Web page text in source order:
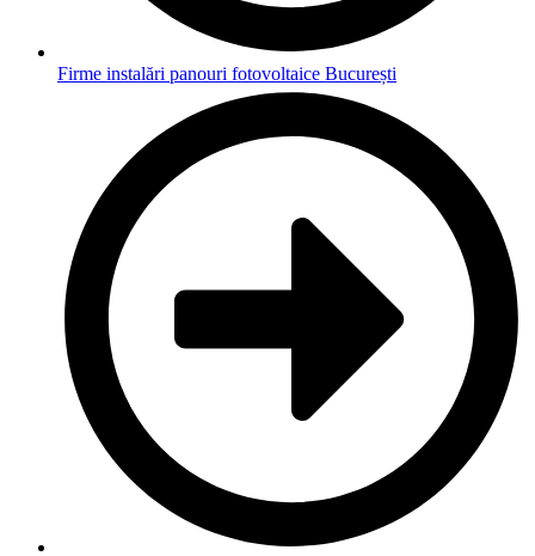
Firme instalări panouri fotovoltaice București